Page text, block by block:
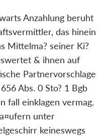
Anzahlung beruht
das hinein
Mittelma? seiner Ki?
& ihnen auf
Partnervorschlage
Abs. 0 Sto? 1 Bgb
fall einklagen vermag.
unter
keineswegs